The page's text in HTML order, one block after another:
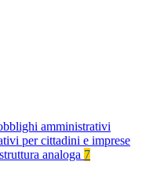
amministrativi
per cittadini e imprese
analoga 7